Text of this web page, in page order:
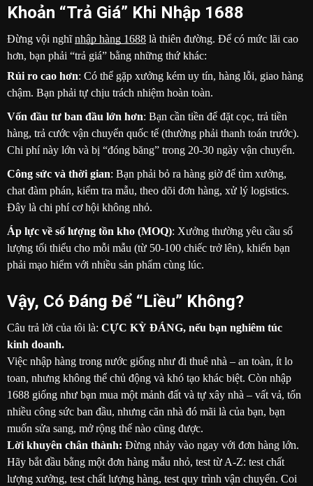
Khoản “Trả Giá” Khi Nhập 1688
Đừng vội nghĩnhập hàng 1688 là thiên đường. Để có mức lãi cao
hơn, bạn phải “trả giá” bằng những thứ khác:
Rủi ro cao hơn: Có thể gặp xưởng kém uy tín, hàng lỗi, giao hàng
chậm. Bạn phải tự chịu trách nhiệm hoàn toàn.
Vốn đầu tư ban đầu lớn hơn: Bạn cần tiền để đặt cọc, trả tiền
hàng, trả cước vận chuyển quốc tế (thường phải thanh toán trước).
Chi phí này lớn và bị “đóng băng” trong 20-30 ngày vận chuyển.
Công sức và thời gian: Bạn phải bỏ ra hàng giờ để tìm xưởng,
chat đàm phán, kiểm tra mẫu, theo dõi đơn hàng, xử lý logistics.
Đây là chi phí cơ hội không nhỏ.
Áp lực về số lượng tồn kho (MOQ): Xưởng thường yêu cầu số
lượng tối thiểu cho mỗi mẫu (từ 50-100 chiếc trở lên), khiến bạn
phải mạo hiểm với nhiều sản phẩm cùng lúc.
Vậy, Có Đáng Để “Liều” Không?
Câu trả lời của tôi là: CỰC KỲ ĐÁNG, nếu bạn nghiêm túc
kinh doanh.
Việc nhập hàng trong nước giống như đi thuê nhà – an toàn, ít lo
toan, nhưng không thể chủ động và khó tạo khác biệt. Còn nhập
1688 giống như bạn mua một mảnh đất và tự xây nhà – vất vả, tốn
nhiều công sức ban đầu, nhưng căn nhà đó mãi là của bạn, bạn
muốn sửa sang, mở rộng thế nào cũng được.
Lời khuyên chân thành: Đừng nhảy vào ngay với đơn hàng lớn.
Hãy bắt đầu bằng một đơn hàng mẫu nhỏ, test từ A-Z: test chất
lượng xưởng, test chất lượng hàng, test quy trình vận chuyển. Coi